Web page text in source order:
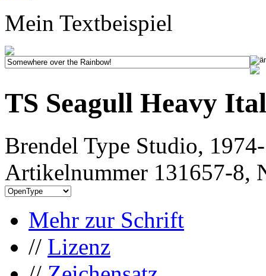
Mein Textbeispiel
TS Seagull Heavy
Brendel Type Studio,
Artikelnummer 131657-8,
Mehr zur Schrift
// Lizenz